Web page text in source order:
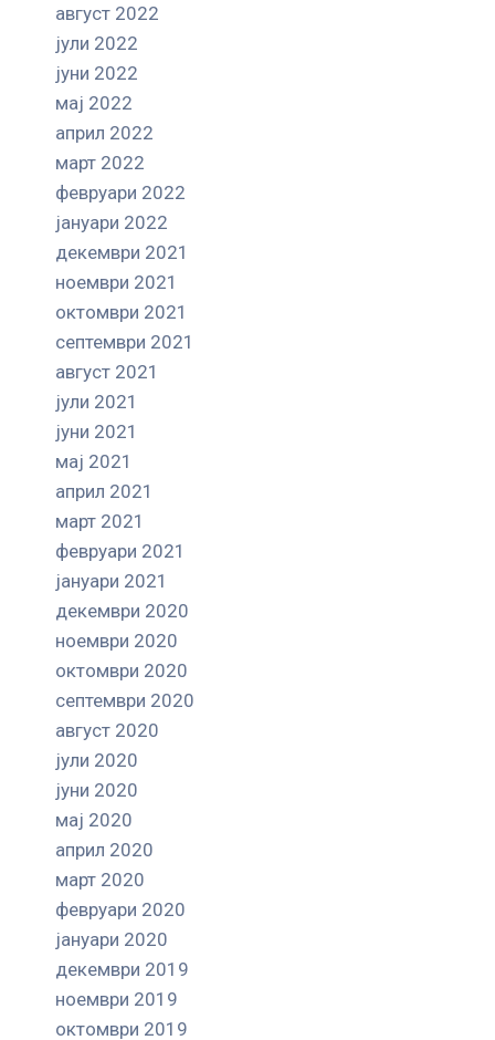
август 2022
јули 2022
јуни 2022
мај 2022
април 2022
март 2022
февруари 2022
јануари 2022
декември 2021
ноември 2021
октомври 2021
септември 2021
август 2021
јули 2021
јуни 2021
мај 2021
април 2021
март 2021
февруари 2021
јануари 2021
декември 2020
ноември 2020
октомври 2020
септември 2020
август 2020
јули 2020
јуни 2020
мај 2020
април 2020
март 2020
февруари 2020
јануари 2020
декември 2019
ноември 2019
октомври 2019